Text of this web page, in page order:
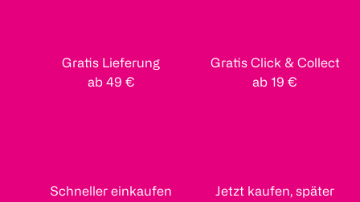
Gratis Lieferung
ab 49 €
Gratis Click & Collect
ab 19 €
Schneller einkaufen
Jetzt kaufen, später